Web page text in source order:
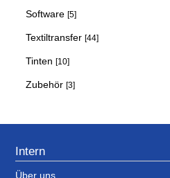
Software [5]
Textiltransfer [44]
Tinten [10]
Zubehör [3]
Intern
Über uns